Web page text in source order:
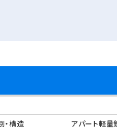
・構造
アパート軽量